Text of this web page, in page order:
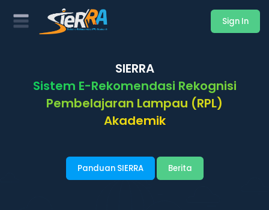
Sign In
SIERRA
Sistem E-Rekomendasi Rekognisi
Pembelajaran Lampau (RPL)
Akademik
Panduan SIERRA Berita